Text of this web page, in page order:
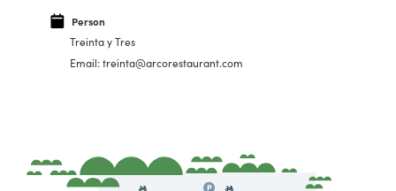
Person
Treinta y Tres
Email: treinta@arcorestaurant.com